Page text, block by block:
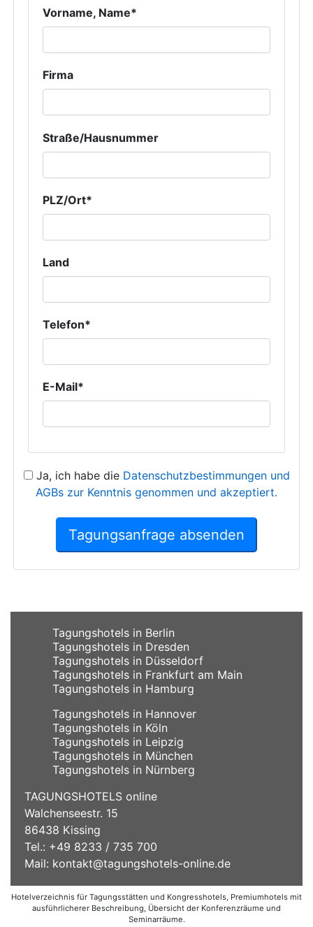
Vorname, Name*
Firma
Straße/Hausnummer
PLZ/Ort*
Land
Telefon*
E-Mail*
Ja, ich habe die Datenschutzbestimmungen und
AGBs zur Kenntnis genommen und akzeptiert.
Tagungsanfrage absenden
Tagungshotels in Berlin
Tagungshotels in Dresden
Tagungshotels in Düsseldorf
Tagungshotels in Frankfurt am Main
Tagungshotels in Hamburg
Tagungshotels in Hannover
Tagungshotels in Köln
Tagungshotels in Leipzig
Tagungshotels in München
Tagungshotels in Nürnberg
TAGUNGSHOTELS online
Walchenseestr. 15
86438 Kissing
Tel.: +49 8233 / 735 700
Mail: kontakt@tagungshotels-online.de
Hotelverzeichnis für Tagungsstätten und Kongresshotels, Premiumhotels mit
ausführlicherer Beschreibung, Übersicht der Konferenzräume und
Seminarräume.